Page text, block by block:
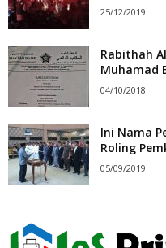
25/12/2019
Rabithah
Muhamad
04/10/2018
Ini Nama
Roling
05/09/2019